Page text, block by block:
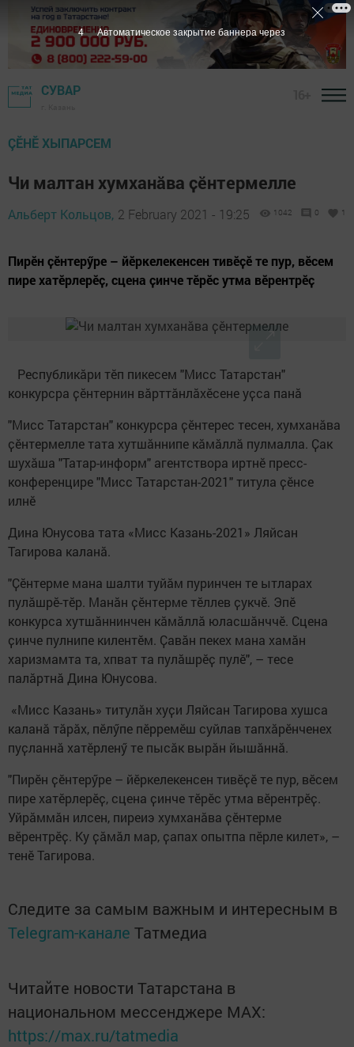
СУВАР
ÇӖНӖ ХЫПАРСЕМ
Чи малтан хумханӑва ҫӗнтермелле
Альберт Кольцов, 2 February 2021 - 19:25 1042 0 1
Пирӗн ҫӗнтерӳре – йӗркелекенсен тивӗҫӗ те пур, вӗсем
пире хатӗрлерӗҫ, сцена ҫинче тӗрӗс утма вӗрентрӗҫ
Республикӑри тӗп пикесем "Мисс Татарстан"
конкурсра ҫӗнтернин вӑрттӑнлӑхӗсене уҫса панӑ
"Мисс Татарстан" конкурсра ҫӗнтерес тесен, хумханӑва
ҫӗнтермелле тата хутшӑннипе кӑмӑллӑ пулмалла. Ҫак
шухӑша "Татар-информ" агентствора иртнӗ пресс-
конференцире "Мисс Татарстан-2021" титула ҫӗнсе
илнӗ
Дина Юнусова тата «Мисс Казань-2021» Ляйсан
Тагирова каланӑ.
"Ҫӗнтерме мана шалти туйӑм пуринчен те ытларах
пулӑшрӗ-тӗр. Манӑн ҫӗнтерме тӗллев ҫукчӗ. Эпӗ
конкурса хутшӑннинчен кӑмӑллӑ юласшӑнччӗ. Сцена
ҫинче пулнипе килентӗм. Ҫавӑн пекех мана хамӑн
харизмамта та, хпват та пулӑшрӗҫ пулӗ", – тесе
палӑртнӑ Дина Юнусова.
«Мисс Казань» титулӑн хуҫи Ляйсан Тагирова хушса
каланӑ тӑрӑх, пӗлӳпе пӗрремӗш суйлав тапхӑрӗнченех
пуҫланнӑ хатӗрленӳ те пысӑк вырӑн йышӑннӑ.
"Пирӗн ҫӗнтерӳре – йӗркелекенсен тивӗҫӗ те пур, вӗсем
пире хатӗрлерӗҫ, сцена ҫинче тӗрӗс утма вӗрентрӗҫ.
Уйрӑммӑн илсен, пиреиэ хумханӑва ҫӗнтерме
вӗрентрӗҫ. Ку ҫӑмӑл мар, ҫапах опытпа пӗрле килет», –
тенӗ Тагирова.
Следите за самым важным и интересным в
Telegram-канале Татмедиа
Читайте новости Татарстана в
национальном мессенджере MАХ:
https://max.ru/tatmedia
3 Автоматическое закрытие баннера через